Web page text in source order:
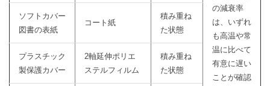
の減衰率
は、いずれ
も高温や常
温に比べて
有意に遅い
ことが確認
ソフトカバー
図書の表紙
コート紙
積み重ね
た状態
プラスチック
製保護カバー
2軸延伸ポリエ
ステルフィルム
積み重ね
た状態